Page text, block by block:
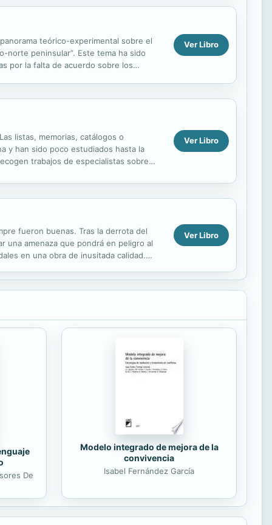
teórico-experimental sobre el
norte peninsular”. Este tema ha sido
por la falta de acuerdo sobre los
Ver Libro
listas, memorias, catálogos o
y han sido poco estudiados hasta la
trabajos de especialistas sobre
Ver Libro
fueron buenas. Tras la derrota del
una amenaza que pondrá en peligro al
en una obra de inusitada calidad.
Ver Libro
De
Modelo integrado de mejora de la
convivencia
Isabel Fernández García